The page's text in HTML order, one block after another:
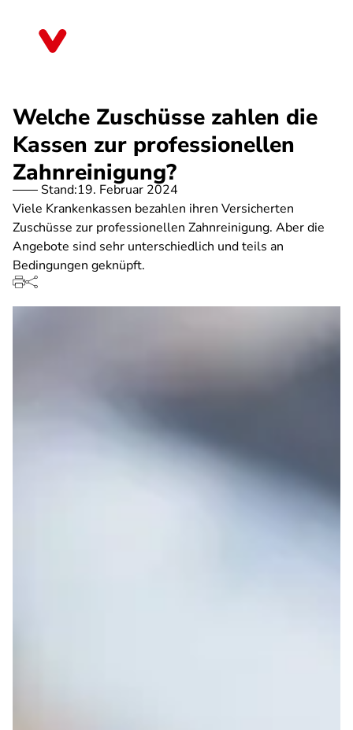
Welche Zuschüsse zahlen die
Kassen zur professionellen
Zahnreinigung?
Stand:19. Februar 2024
Viele Krankenkassen bezahlen ihren Versicherten
Zuschüsse zur professionellen Zahnreinigung. Aber die
Angebote sind sehr unterschiedlich und teils an
Bedingungen geknüpft.